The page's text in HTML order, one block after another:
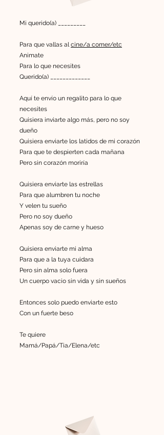
Mi querido(a) _________
Para que vallas al cine/a comer/etc
Animate
Para lo que necesites
Querido(a) _____________
Aquí te envío un regalito para lo que
necesites
Quisiera inviarte algo más, pero no soy
dueño
Quisiera enviarte los latidos de mi corazón
Para que te despierten cada mañana
Pero sin corazón moriría
Quisiera enviarte las estrellas
Para que alumbren tu noche
Y velen tu sueño
Pero no soy dueño
Apenas soy de carne y hueso
Quisiera enviarte mi alma
Para que a la tuya cuidara
Pero sin alma solo fuera
Un cuerpo vacio sin vida y sin sueños
Entonces solo puedo enviarte esto
Con un fuerte beso
Te quiere
Mamá/Papá/Tia/Elena/etc